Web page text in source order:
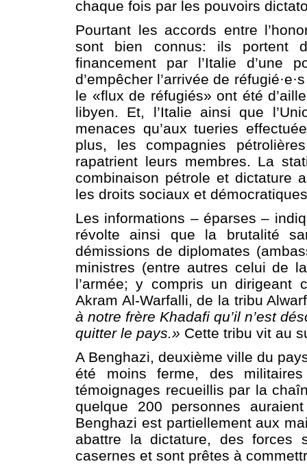
chaque fois par les pouvoirs
Pourtant les accords entre
sont bien connus: ils portent
financement par l’Italie d’une
d’empêcher l’arrivée de
le «flux de réfugiés» ont été
libyen. Et, l’Italie ainsi que
menaces qu’aux tueries
plus, les compagnies
rapatrient leurs membres. La
combinaison pétrole et dictature
les droits sociaux et
Les informations – éparses –
révolte ainsi que la brutalité
démissions de diplomates
ministres (entre autres celui de
l’armée; y compris un dirigeant
Akram Al-Warfalli, de la tribu
à notre frère Khadafi qu’il n’est
quitter le pays.» Cette tribu vit au
A Benghazi, deuxième ville du
été moins ferme, des
témoignages recueillis par la
quelque 200 personnes
Benghazi est partiellement aux
abattre la dictature, des forces
casernes et sont prêtes à